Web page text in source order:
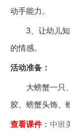
动手能力。
3、让幼儿知
的情感。
活动准备：
大螃蟹一只、
胶、螃蟹头饰、
查看课件： 中班